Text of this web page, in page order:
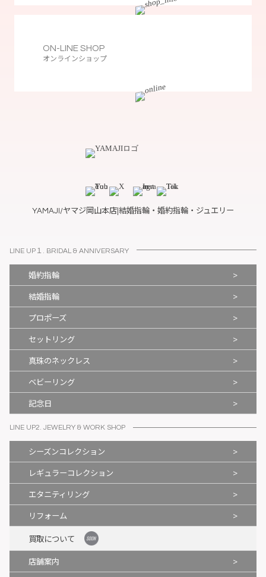
ON-LINE SHOP
オンラインショップ
YAMAJI/ヤマジ岡山本店|結婚指輪・婚約指輪・ジュエリー
LINE UP１. BRIDAL & ANNIVERSARY
婚約指輪 >
結婚指輪 >
プロポーズ >
セットリング >
真珠のネックレス >
ベビーリング >
記念日 >
LINE UP2. JEWELRY & WORK SHOP
シーズンコレクション >
レギュラーコレクション >
エタニティリング >
リフォーム >
買取について
店舗案内 >